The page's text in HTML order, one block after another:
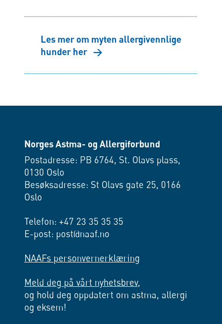
Les mer om myten allergivennlige
hunder her →
Norges Astma- og Allergiforbund
Postadresse: PB 6764, St. Olavs plass,
0130 Oslo
Besøksadresse: St Olavs gate 25, 0166
Oslo
Telefon: +47 23 35 35 35
E-post: post@naaf.no
NAAFs personvernerklæring
Meld deg på vårt nyhetsbrev,
og hold deg oppdatert om astma, allergi
og eksem!